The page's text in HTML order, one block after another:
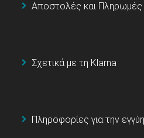
Αποστολές και Πληρωμές
Σχετικά με τη Klarna
Πληροφορίες για την